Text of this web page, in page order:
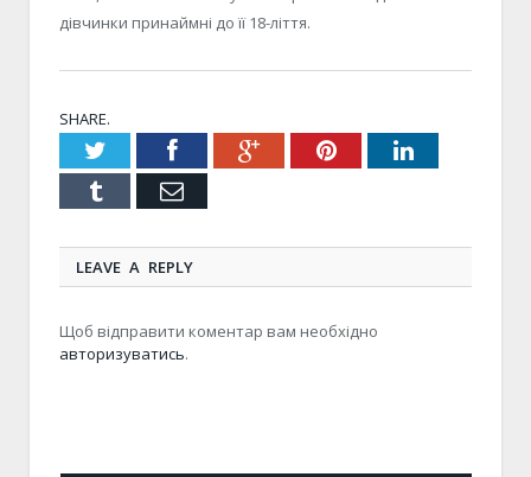
дівчинки принаймні до її 18-ліття.
SHARE.
TwitterFacebookGoogle+PinterestLinkedIn
Tumblr Email
LEAVE A REPLY
Щоб відправити коментар вам необхідно
авторизуватись.